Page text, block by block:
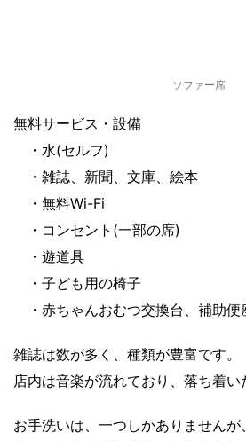
ソファー席
無料サービス・設備
・水(セルフ)
・雑誌、新聞、文庫、絵本
・無料Wi-Fi
・コンセント(一部の席)
・遊道具
・子ども用の椅子
・赤ちゃんおむつ交換台、補助便
雑誌は数が多く、種類が豊富です。
店内は音楽が流れており、落ち着い
お手洗いは、一つしかありませんが